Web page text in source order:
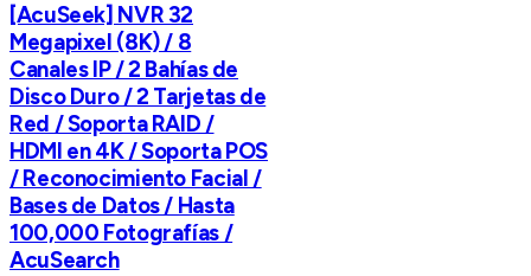
[AcuSeek] NVR 32
Megapixel (8K) / 8
Canales IP / 2 Bahías de
Disco Duro / 2 Tarjetas de
Red / Soporta RAID /
HDMI en 4K / Soporta POS
/ Reconocimiento Facial /
Bases de Datos / Hasta
100,000 Fotografías /
AcuSearch